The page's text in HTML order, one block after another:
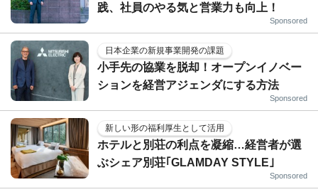
践、社員のやる気と営業力も向上！
Sponsored
日本企業の新規事業開発の課題
小手先の協業を脱却！オープンイノベー
ションを経営アジェンダにする方法
Sponsored
新しい形の福利厚生として活用
ホテルと別荘の利点を凝縮…経営者が選
ぶシェア別荘｢GLAMDAY STYLE｣
Sponsored